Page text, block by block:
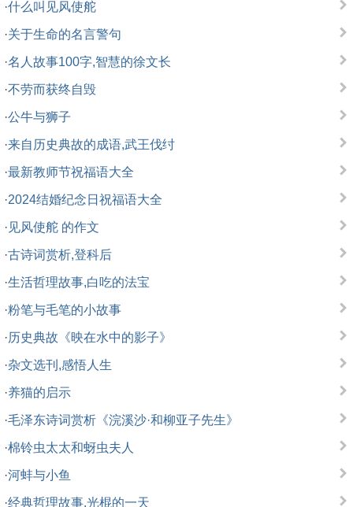
·什么叫见风使舵
·关于生命的名言警句
·名人故事100字,智慧的徐文长
·不劳而获终自毁
·公牛与狮子
·来自历史典故的成语,武王伐纣
·最新教师节祝福语大全
·2024结婚纪念日祝福语大全
· 见风使舵 的作文
·古诗词赏析,登科后
·生活哲理故事,白吃的法宝
·粉笔与毛笔的小故事
·历史典故《映在水中的影子》
·杂文选刊,感悟人生
·养猫的启示
·毛泽东诗词赏析《浣溪沙·和柳亚子先生》
·棉铃虫太太和蚜虫夫人
·河蚌与小鱼
·经典哲理故事,光棍的一天